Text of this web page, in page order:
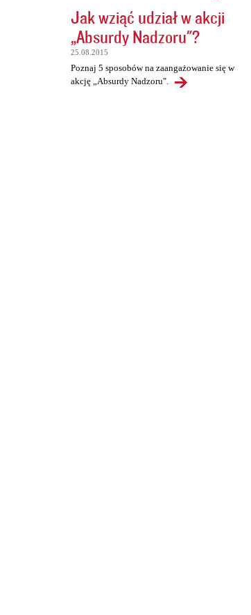
Jak wziąć udział w akcji
„Absurdy Nadzoru"?
25.08.2015
Poznaj 5 sposobów na zaangażowanie się w
akcję „Absurdy Nadzoru".